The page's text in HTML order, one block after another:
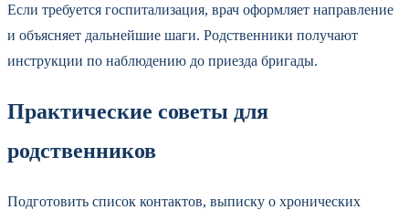
Если требуется госпитализация, врач оформляет направление
и объясняет дальнейшие шаги. Родственники получают
инструкции по наблюдению до приезда бригады.
Практические советы для
родственников
Подготовить список контактов, выписку о хронических